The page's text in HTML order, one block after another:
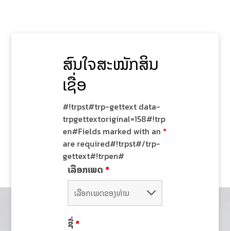
ສົນໃຈສະໝັກສິນ
ເຊື່ອ
#!trpst#trp-gettext data-
trpgettextoriginal=158#!trp
en#Fields marked with an *
are required#!trpst#/trp-
gettext#!trpen#
ເລືອກເພດ*
ຊື່*